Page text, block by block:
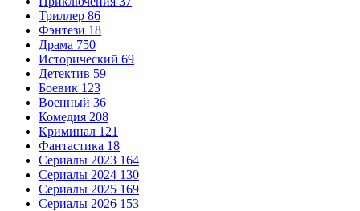
Триллер 86
Фэнтези 18
Драма 750
Исторический 69
Детектив 59
Боевик 123
Военный 36
Комедия 208
Криминал 121
Фантастика 18
Сериалы 2023 164
Сериалы 2024 130
Сериалы 2025 169
Сериалы 2026 153